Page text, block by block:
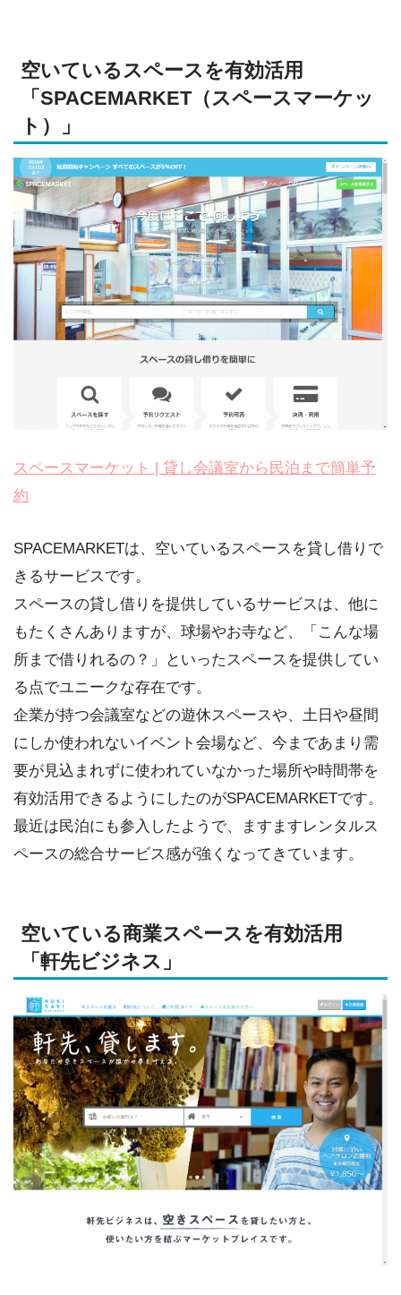
空いているスペースを有効活用
「SPACEMARKET（スペースマーケッ
ト）」
スペースマーケット | 貸し会議室から民泊まで簡単予
約
SPACEMARKETは、空いているスペースを貸し借りで
きるサービスです。
スペースの貸し借りを提供しているサービスは、他に
もたくさんありますが、球場やお寺など、「こんな場
所まで借りれるの？」といったスペースを提供してい
る点でユニークな存在です。
企業が持つ会議室などの遊休スペースや、土日や昼間
にしか使われないイベント会場など、今まであまり需
要が見込まれずに使われていなかった場所や時間帯を
有効活用できるようにしたのがSPACEMARKETです。
最近は民泊にも参入したようで、ますますレンタルス
ペースの総合サービス感が強くなってきています。
空いている商業スペースを有効活用
「軒先ビジネス」